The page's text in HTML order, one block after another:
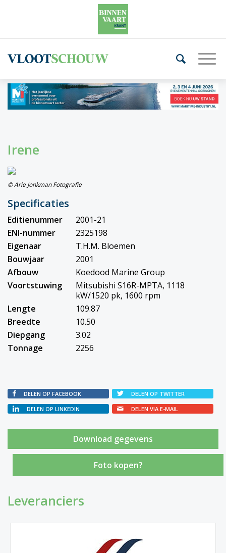
Irene
© Arie Jonkman Fotografie
Specificaties
Editienummer
2001-21
ENI-nummer
2325198
Eigenaar
T.H.M. Bloemen
Bouwjaar
2001
Afbouw
Koedood Marine Group
Voortstuwing
Mitsubishi S16R-MPTA, 1118
kW/1520 pk, 1600 rpm
Lengte
109.87
Breedte
10.50
Diepgang
3.02
Tonnage
2256
DELEN OP FACEBOOK
DELEN OP TWITTER
DELEN OP LINKEDIN
DELEN VIA E-MAIL
Foto kopen?
Leveranciers